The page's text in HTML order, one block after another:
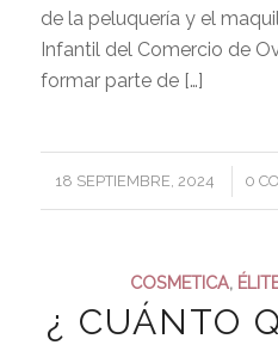
de la peluquería y el
Infantil del Comercio de
formar parte de […]
18 SEPTIEMBRE, 2024
/ 0
COSMETICA,
¿ CUÁNTO